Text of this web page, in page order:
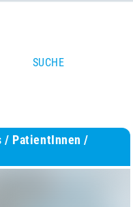
SUCHE
/ PatientInnen /